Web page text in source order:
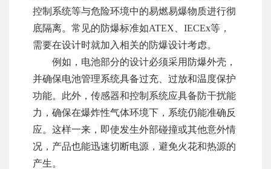
控制系统等与危险环境中的易燃易爆物质进行彻
底隔离。常见的防爆标准如ATEX、IECEx等，
需要在设计时就加入相关的防爆设计考虑。
例如，电池部分的设计必须采用防爆外壳，
并确保电池管理系统具备过充、过放和温度保护
功能。此外，传感器和控制系统应具备防干扰能
力，确保在爆炸性气体环境下，系统仍能准确反
应。这样一来，即使发生外部碰撞或其他意外情
况，产品也能迅速切断电源，避免火花和热源的
产生。